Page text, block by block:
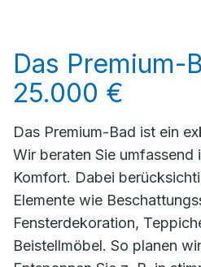
Das Premium-
25.000 €
Das Premium-Bad ist ein
Wir beraten Sie umfassend
Komfort. Dabei
Elemente wie
Fensterdekoration,
Beistellmöbel. So planen